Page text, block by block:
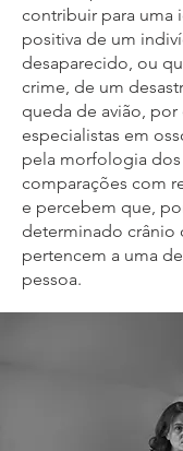
contribuir para uma
positiva de um
desaparecido, ou
crime, de um
queda de avião, por
especialistas em
pela morfologia dos
comparações com
e percebem que,
determinado crânio
pertencem a uma
pessoa.